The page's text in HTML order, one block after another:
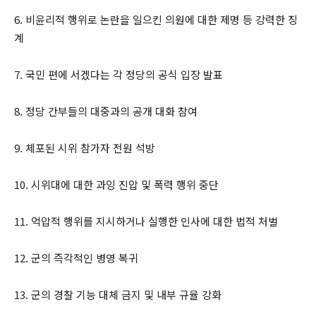
6. 비윤리적 행위로 논란을 일으킨 의원에 대한 제명 등 강력한 징
계
7. 국민 편에 서겠다는 각 정당의 공식 입장 발표
8. 정당 간부들의 대중과의 공개 대화 참여
9. 체포된 시위 참가자 전원 석방
10. 시위대에 대한 과잉 진압 및 폭력 행위 중단
11. 억압적 행위를 지시하거나 실행한 인사에 대한 법적 처벌
12. 군의 즉각적인 병영 복귀
13. 군의 경찰 기능 대체 금지 및 내부 규율 강화